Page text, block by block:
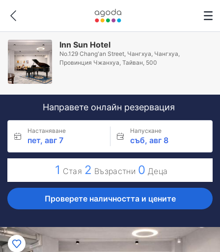
Inn Sun Hotel
No.129 Chang'an Street, Чангхуа, Чангхуа,
Провинция Чжанхуа, Тайван, 500
Направете онлайн резервация
Настаняване
пет, авг 7
Напускане
съб, авг 8
1 Стая 2 Възрастни 0 Деца
Проверете наличността и цените